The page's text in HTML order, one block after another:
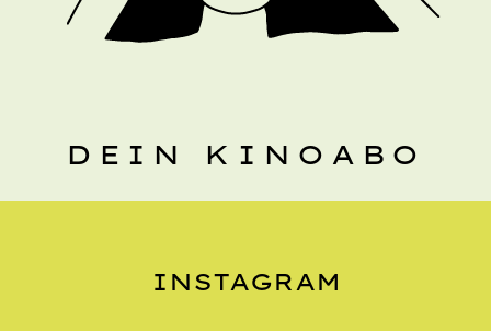
DEIN KINOABO
INSTAGRAM